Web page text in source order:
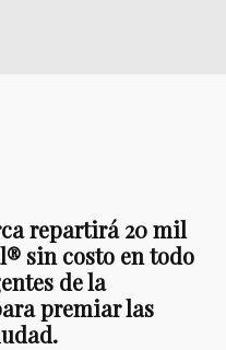
repartirá 20 mil
sin costo en todo
de la
premiar las